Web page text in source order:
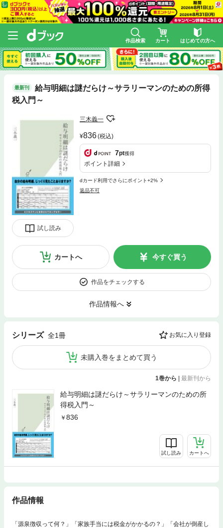
作品検索 カート はじめての方へ
最新刊
給与明細は謎だらけ～サラリーマンのための所得
税入門～
試し読み
三木義一
836(税込)
7pt獲得
ポイント詳細
dカード利用でさらにポイント+2%
返品不可
カートへ 今すぐ買う
作品をチェックする
作品情報へ
シリーズ 全1冊 お気に入り登録
未購入巻をまとめて買う
1巻から 最新刊から
給与明細は謎だらけ～サラリーマンのための所
得税入門～
836
試し読み カートへ
作品情報
「源泉徴収って何？」「家族手当には税金がかかるの？」「会社が倒産し